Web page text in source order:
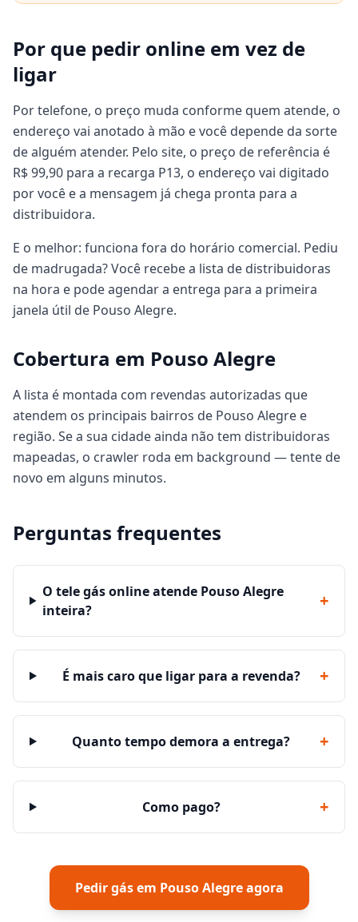
Por que pedir online em vez de
ligar
Por telefone, o preço muda conforme quem atende, o
endereço vai anotado à mão e você depende da sorte
de alguém atender. Pelo site, o preço de referência é
R$ 99,90 para a recarga P13, o endereço vai digitado
por você e a mensagem já chega pronta para a
distribuidora.
E o melhor: funciona fora do horário comercial. Pediu
de madrugada? Você recebe a lista de distribuidoras
na hora e pode agendar a entrega para a primeira
janela útil de Pouso Alegre.
Cobertura em Pouso Alegre
A lista é montada com revendas autorizadas que
atendem os principais bairros de Pouso Alegre e
região. Se a sua cidade ainda não tem distribuidoras
mapeadas, o crawler roda em background — tente de
novo em alguns minutos.
Perguntas frequentes
O tele gás online atende Pouso Alegre
inteira?
+
É mais caro que ligar para a revenda? +
Quanto tempo demora a entrega? +
Como pago? +
Pedir gás em Pouso Alegreagora